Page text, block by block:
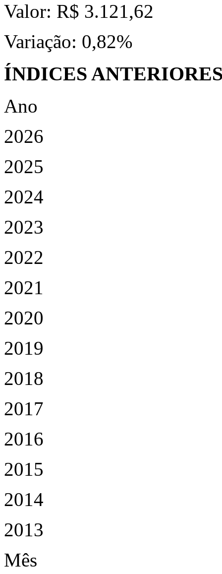
Valor: R$ 3.121,62
Variação: 0,82%
ÍNDICES
Ano
2026
2025
2024
2023
2022
2021
2020
2019
2018
2017
2016
2015
2014
2013
Mês